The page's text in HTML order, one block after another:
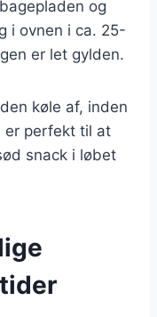
og
i ovnen i ca. 25-
er let gylden.
køle af, inden
er perfekt til at
snack i løbet